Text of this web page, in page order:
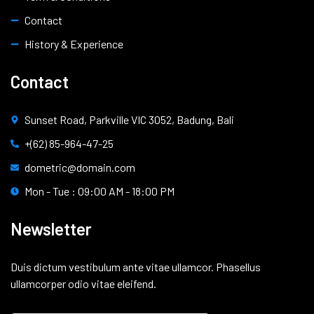
Contact
History & Experience
Contact
Sunset Road, Parkville VIC 3052, Badung, Bali
+(62) 85-964-47-25
dometric@domain.com
Mon - Tue : 09:00 AM - 18:00 PM
Newsletter
Duis dictum vestibulum ante vitae ullamcor. Phasellus
ullamcorper odio vitae eleifend.